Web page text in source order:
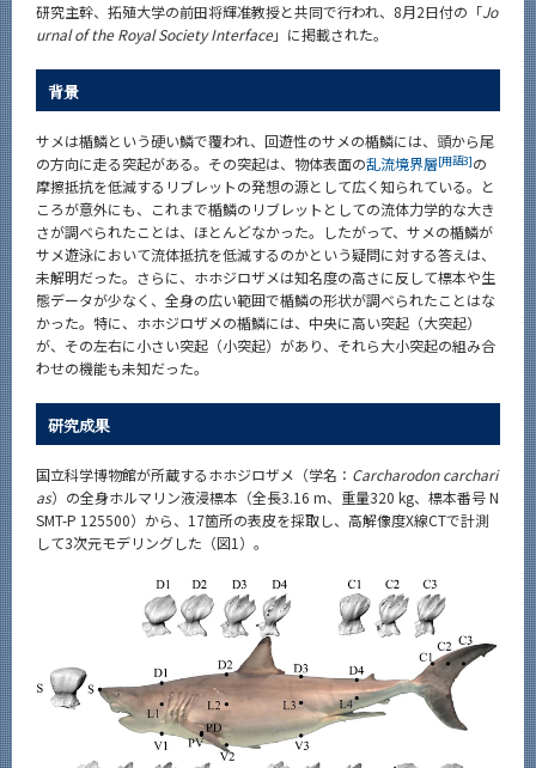
研究主幹、拓殖大学の前田将輝准教授と共同で行われ、8月2日付の「Jo
urnal of the Royal Society Interface」に掲載された。
背景
サメは楯鱗という硬い鱗で覆われ、回遊性のサメの楯鱗には、頭から尾
の方向に走る突起がある。その突起は、物体表面の乱流境界層[用語3]の
摩擦抵抗を低減するリブレットの発想の源として広く知られている。と
ころが意外にも、これまで楯鱗のリブレットとしての流体力学的な大き
さが調べられたことは、ほとんどなかった。したがって、サメの楯鱗が
サメ遊泳において流体抵抗を低減するのかという疑問に対する答えは、
未解明だった。さらに、ホホジロザメは知名度の高さに反して標本や生
態データが少なく、全身の広い範囲で楯鱗の形状が調べられたことはな
かった。特に、ホホジロザメの楯鱗には、中央に高い突起（大突起）
が、その左右に小さい突起（小突起）があり、それら大小突起の組み合
わせの機能も未知だった。
研究成果
国立科学博物館が所蔵するホホジロザメ（学名： Carcharodon carchari
as）の全身ホルマリン液浸標本（全長3.16 m、重量320 kg、標本番号 N
SMT-P 125500）から、17箇所の表皮を採取し、高解像度X線CTで計測
して3次元モデリングした（図1）。